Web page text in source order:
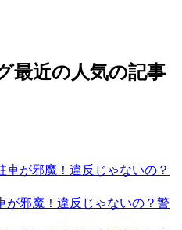
最近の人気の記事
が邪魔！違反じゃないの？警